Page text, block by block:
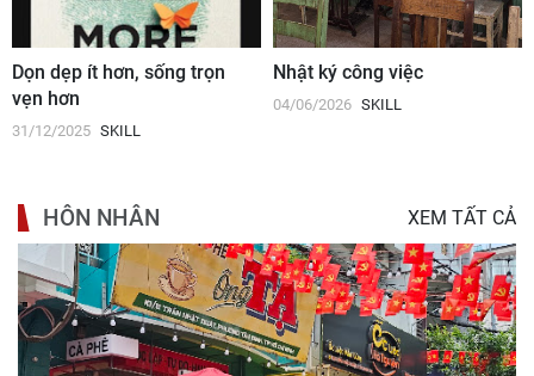
Dọn dẹp ít hơn, sống trọn
vẹn hơn
31/12/2025 SKILL
Nhật ký công việc
04/06/2026 SKILL
HÔN NHÂN XEM TẤT CẢ